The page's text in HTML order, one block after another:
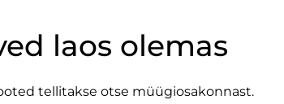
laos olemas
tellitakse otse müügiosakonnast.